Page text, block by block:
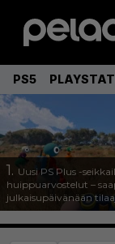
PS5
1. Uusi PS Plus -
huippuarvostelut –
julkaisupäivänään